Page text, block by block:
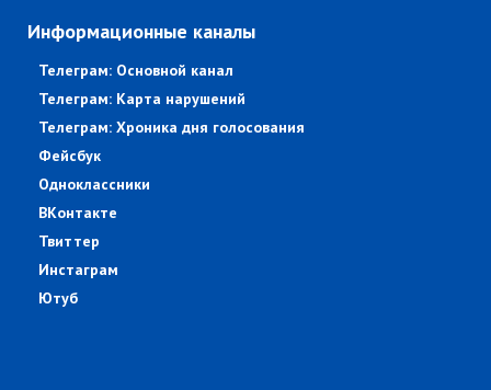
Информационные каналы
Телеграм: Основной канал
Телеграм: Карта нарушений
Телеграм: Хроника дня голосования
Фейсбук
Одноклассники
ВКонтакте
Твиттер
Инстаграм
Ютуб